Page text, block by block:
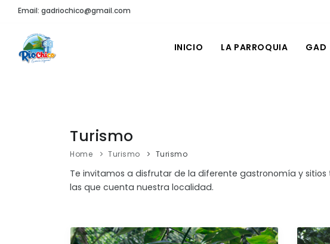
Email: gadriochico@gmail.com
INICIO LA PARROQUIA GAD
Turismo
Home Turismo Turismo
Te invitamos a disfrutar de la diferente gastronomía y sitios
las que cuenta nuestra localidad.